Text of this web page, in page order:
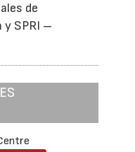
de
y SPRI –